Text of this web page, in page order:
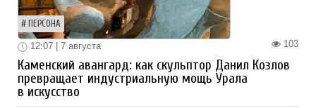
ПЕРСОНА
103
12:07 | 7 августа
Каменский авангард: как скульптор Данил Козлов
превращает индустриальную мощь Урала
в искусство